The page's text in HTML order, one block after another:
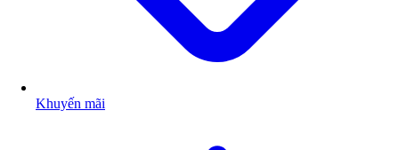
Khuyến mãi